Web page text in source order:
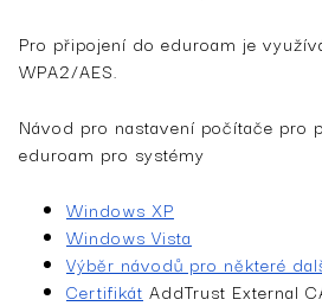
Pro připojení do eduroam je
WPA2/AES.
Návod pro nastavení počítače pro
eduroam pro systémy
Windows XP
Windows Vista
Výběr návodů pro některé
Certifikát AddTrust External